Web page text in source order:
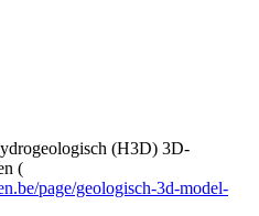
(H3D) 3D-
(
page/geologisch-3d-model-